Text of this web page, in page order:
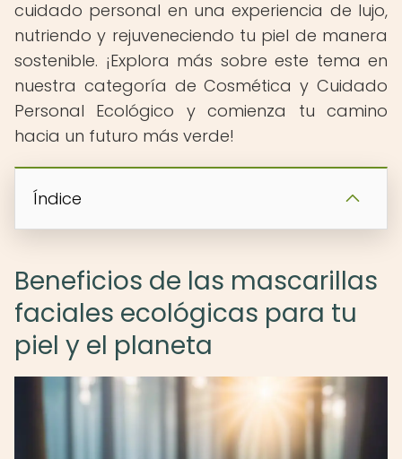
cuidado personal en una experiencia de lujo,
nutriendo y rejuveneciendo tu piel de manera
sostenible. ¡Explora más sobre este tema en
nuestra categoría de Cosmética y Cuidado
Personal Ecológico y comienza tu camino
hacia un futuro más verde!
Índice
Beneficios de las mascarillas
faciales ecológicas para tu
piel y el planeta